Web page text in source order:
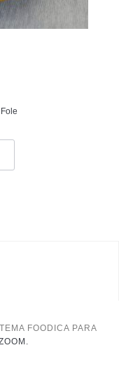
TEMA FOODICA PARA